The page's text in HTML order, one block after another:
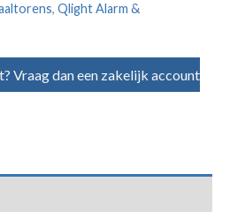
, Qlight Alarm &
Vraag dan een zakelijk account